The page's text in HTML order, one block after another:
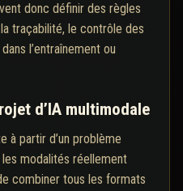
donc définir des règles
traçabilité, le contrôle des
l’entraînement ou
d’IA multimodale
à partir d’un problème
modalités réellement
combiner tous les formats